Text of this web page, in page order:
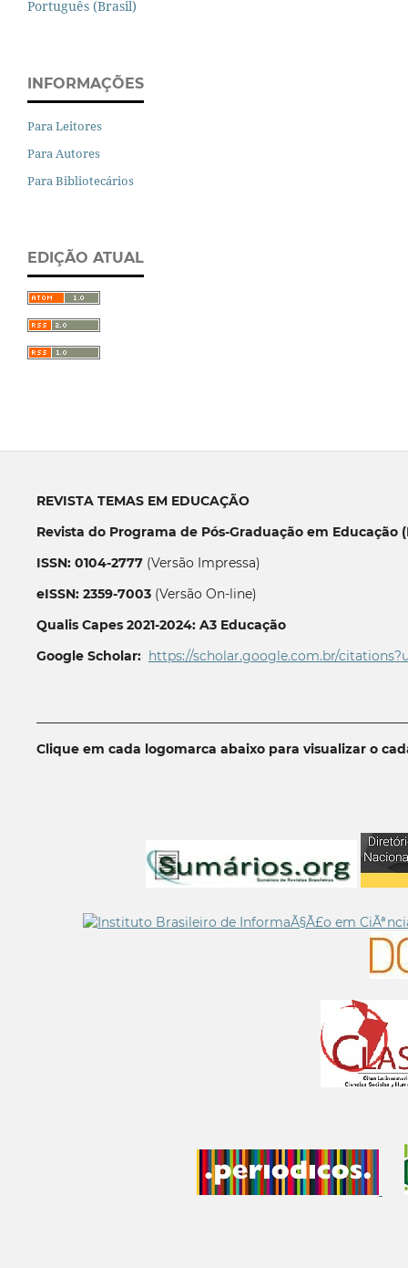
Português (Brasil)
INFORMAÇÕES
Para Leitores
Para Autores
Para Bibliotecários
EDIÇÃO ATUAL
REVISTA TEMAS EM EDUCAÇÃO
Revista do Programa de Pós-Graduação em Educação
ISSN: 0104-2777(Versão Impressa)
eISSN: 2359-7003(Versão On-line)
Qualis Capes 2021-2024: A3 Educação
Google Scholar: https://scholar.google.com.br/
Clique em cada logomarca abaixo para visualizar o